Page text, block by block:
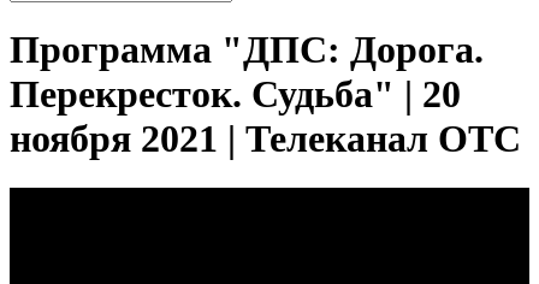
Программа "ДПС: Дорога.
Перекресток. Судьба" | 20
ноября 2021 | Телеканал ОТС